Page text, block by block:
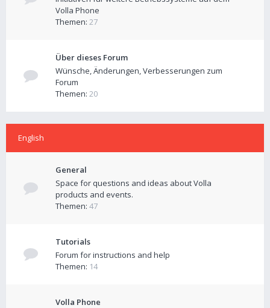
Volla Phone
Themen: 27
Über dieses Forum
Wünsche, Änderungen, Verbesserungen zum
Forum
Themen: 20
English
General
Space for questions and ideas about Volla
products and events.
Themen: 47
Tutorials
Forum for instructions and help
Themen: 14
Volla Phone